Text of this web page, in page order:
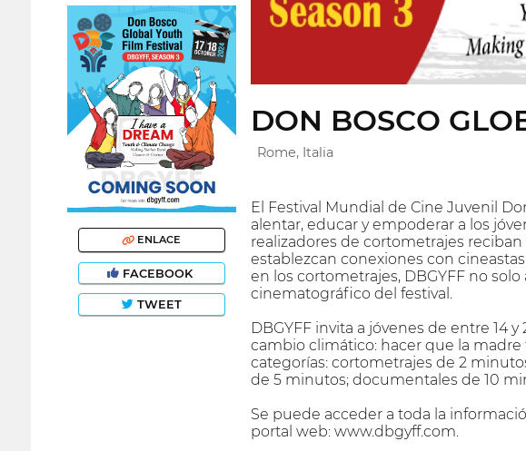
ENLACE
FACEBOOK
TWEET
DON BOSCO
Rome, Italia
El Festival Mundial de Cine Juvenil
alentar, educar y empoderar a los
realizadores de cortometrajes
establezcan conexiones con
en los cortometrajes, DBGYFF no
cinematográfico del festival.
DBGYFF invita a jóvenes de entre 14
cambio climático: hacer que la madre
categorías: cortometrajes de 2
de 5 minutos; documentales de 10
Se puede acceder a toda la
portal web: www.dbgyff.com.